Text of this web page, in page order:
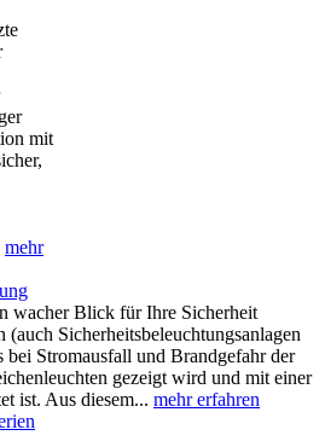
mit
mehr
wacher Blick für Ihre Sicherheit
Sicherheitsbeleuchtungsanlagen
bei Stromausfall und Brandgefahr der
gezeigt wird und mit einer
ist. Aus diesem... mehr erfahren